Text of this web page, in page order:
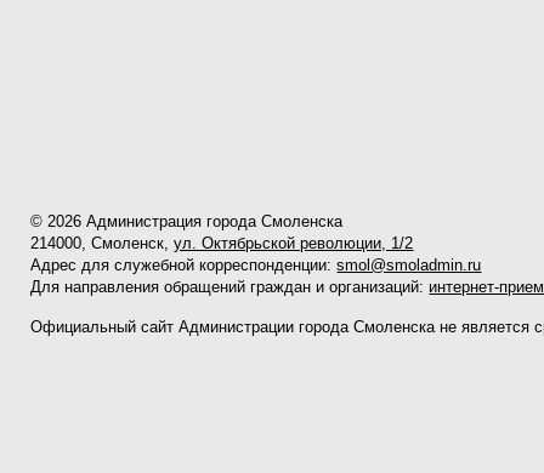
© 2026 Администрация города Смоленска
214000, Смоленск,ул. Октябрьской революции, 1/2
Адрес для служебной корреспонденции:smol@smoladmin.ru
Для направления обращений граждан и организаций: интернет-
Официальный сайт Администрации города Смоленска не является